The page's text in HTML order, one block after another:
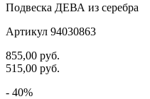
Подвеска ДЕВА из серебра
Артикул 94030863
855,00 руб.
515,00 руб.
- 40%